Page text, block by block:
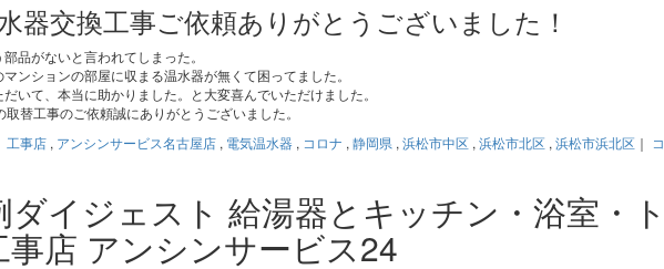
器交換工事ご依頼ありがとうございました！
品がないと言われてしまった。
ンションの部屋に収まる温水器が無くて困ってました。
いて、本当に助かりました。と大変喜んでいただけました。
替工事のご依頼誠にありがとうございました。
工事店 , アンシンサービス名古屋店 , 電気温水器 , コロナ ,静岡県 ,浜松市中区 ,浜松市北区 ,浜松市浜北区 ｜ コ
イジェスト 給湯器とキッチン・浴室・ト
店 アンシンサービス24